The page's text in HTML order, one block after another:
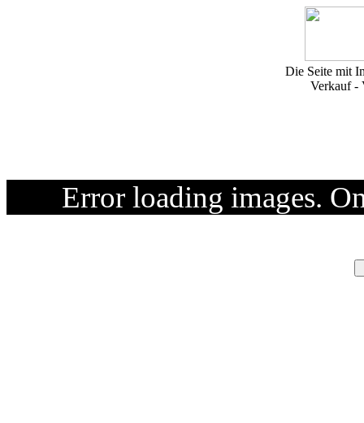
Die Seite mit
Verkauf -
Error loading images.